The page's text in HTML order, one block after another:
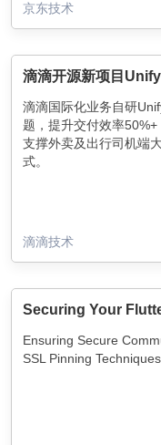
京东技术
滴滴国际化业务自研
题，提升交付效率
支撑外卖及出行司机端
式。
滴滴技术
Securing Your
Ensuring Secure
SSL Pinning Techniques.